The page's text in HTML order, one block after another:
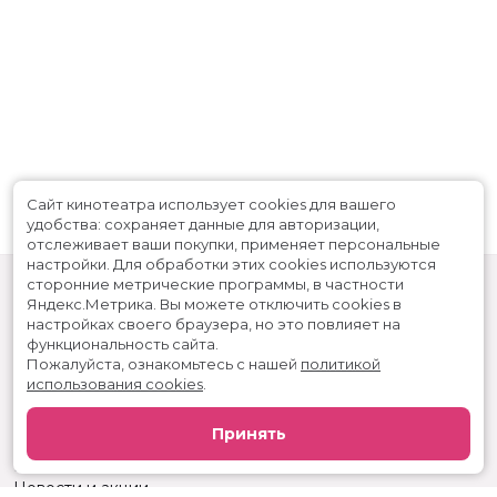
Скоро в кино
Вакансии
Новости и акции
Сайт кинотеатра использует cookies для вашего
удобства: сохраняет данные для авторизации,
отслеживает ваши покупки, применяет персональные
настройки. Для обработки этих cookies используются
сторонние метрические программы, в частности
Яндекс.Метрика. Вы можете отключить cookies в
настройках своего браузера, но это повлияет на
функциональность сайта.
Пожалуйста, ознакомьтесь с нашей политикой
использования cookies
Принять